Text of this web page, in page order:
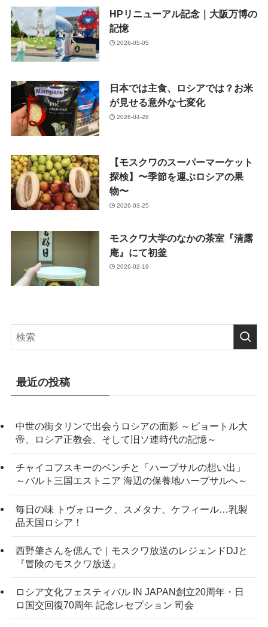
HPリニューアル記念｜大阪万博の
記憶
2026-05-05
日本では主食、ロシアでは？お米
が見せる意外な七変化
2026-04-28
【モスクワのスーパーマーケット
探検】〜季節を運ぶロシアの果
物〜
2026-03-25
モスクワ大学のなかの茶室『清露
庵』にて初釜
2026-02-19
最近の投稿
中世の街タリンで出会うロシアの面影 ～ピョートル大
帝、ロシア正教会、そして旧ソ連時代の記憶～
チャイコフスキーのベンチと「ハープサルの想い出」
～バルト三国エストニア 海辺の保養地ハープサルへ～
毎日の味 トヴォローク、スメタナ、ケフィール…乳製
品天国ロシア！
西野肇さんを偲んで｜モスクワ放送のレジェンドDJと
『冒険のモスクワ放送』
ロシア文化フェスティバル IN JAPAN創立20周年・日
ロ国交回復70周年 記念レセプション 司会